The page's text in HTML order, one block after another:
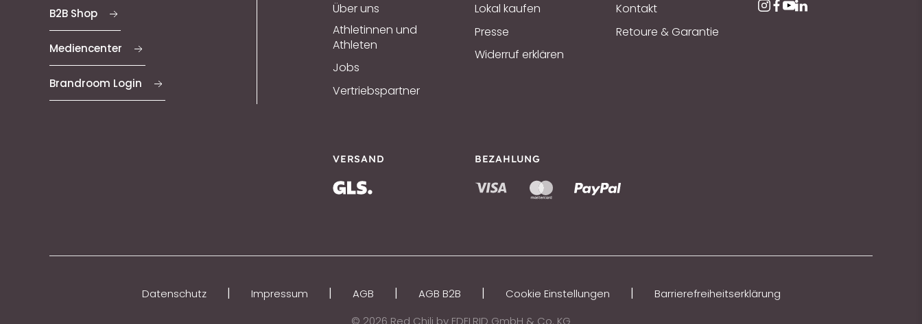
B2B Shop
Mediencenter
Brandroom Login
Über uns
Athletinnen und
Athleten
Jobs
Vertriebspartner
Lokal kaufen
Presse
Widerruf erklären
Kontakt
Retoure & Garantie
VERSAND BEZAHLUNG
Datenschutz | Impressum | AGB | AGB B2B | Cookie Einstellungen |
Barrierefreiheitserklärung
© 2026 Red Chili by EDELRID GmbH & Co. KG